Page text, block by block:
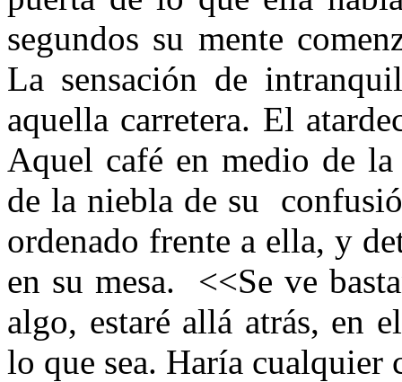
segundos su mente
La sensación de
aquella carretera. El
Aquel café en medio de
de la niebla de su
ordenado frente a ella, y
en su mesa. <<Se ve
algo, estaré allá atrás, en
lo que sea. Haría cualquier